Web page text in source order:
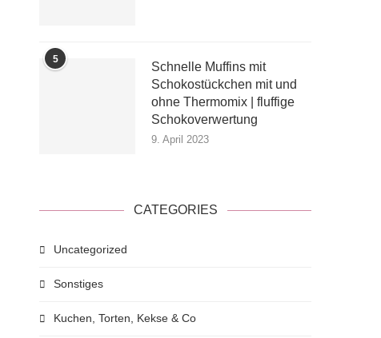
5
Schnelle Muffins mit
Schokostückchen mit und
ohne Thermomix | fluffige
Schokoverwertung
9. April 2023
CATEGORIES
Uncategorized
Sonstiges
Kuchen, Torten, Kekse & Co